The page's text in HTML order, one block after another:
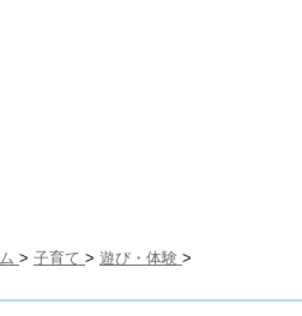
> 子育て > 遊び・体験 >